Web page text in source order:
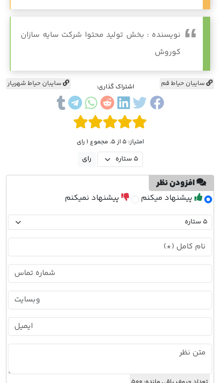
نویسنده : بخش تولید محتوا شرکت سایه سازان
کوروش
سایبان حیاط قم سایبان حیاط شهریار اشتراک گذاری:
امتیاز: 5 از 5. مجموع 1 رای
افزودن نظر
پیشنهاد میکنم پیشنهاد نمیکنم